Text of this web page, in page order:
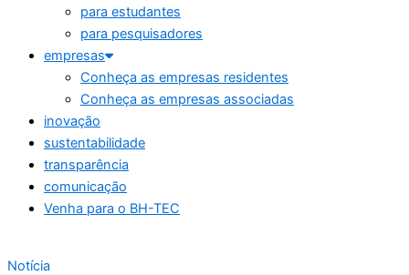
para estudantes
para pesquisadores
empresas
Conheça as empresas residentes
Conheça as empresas associadas
inovação
sustentabilidade
transparência
comunicação
Venha para o BH-TEC
Notícia